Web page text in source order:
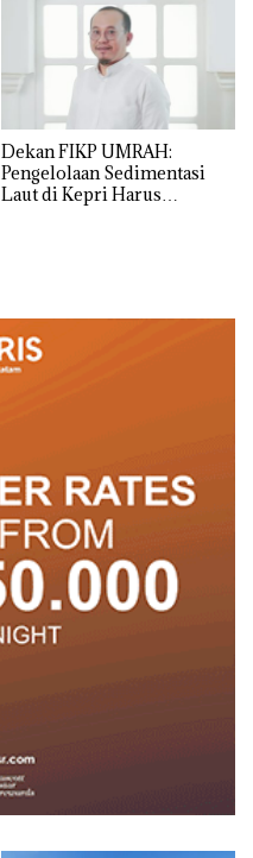
Dekan FIKP UMRAH:
Pengelolaan Sedimentasi
Laut di Kepri Harus